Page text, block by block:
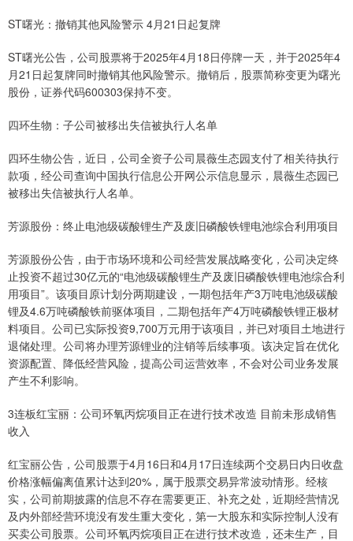
ST曙光：撤销其他风险警示 4月21日起复牌
ST曙光公告，公司股票将于2025年4月18日停牌一天，并于2025年4
月21日起复牌同时撤销其他风险警示。撤销后，股票简称变更为曙光
股份，证券代码600303保持不变。
四环生物：子公司被移出失信被执行人名单
四环生物公告，近日，公司全资子公司晨薇生态园支付了相关待执行
款项，经公司查询中国执行信息公开网公示信息显示，晨薇生态园已
被移出失信被执行人名单。
芳源股份：终止电池级碳酸锂生产及废旧磷酸铁锂电池综合利用项目
芳源股份公告，由于市场环境和公司经营发展战略变化，公司决定终
止投资不超过30亿元的“电池级碳酸锂生产及废旧磷酸铁锂电池综合利
用项目”。该项目原计划分两期建设，一期包括年产3万吨电池级碳酸
锂及4.6万吨磷酸铁前驱体项目，二期包括年产4万吨磷酸铁锂正极材
料项目。公司已实际投资9,700万元用于该项目，并已对项目土地进行
退储处理。公司将办理芳源锂业的注销等后续事项。该决定旨在优化
资源配置、降低经营风险，提高公司运营效率，不会对公司业务发展
产生不利影响。
3连板红宝丽：公司环氧丙烷项目正在进行技术改造 目前未形成销售
收入
红宝丽公告，公司股票于4月16日和4月17日连续两个交易日内日收盘
价格涨幅偏离值累计达到20%，属于股票交易异常波动情形。经核
实，公司前期披露的信息不存在需要更正、补充之处，近期经营情况
及内外部经营环境没有发生重大变化，第一大股东和实际控制人没有
买卖公司股票。公司环氧丙烷项目正在进行技术改造，还未生产，目